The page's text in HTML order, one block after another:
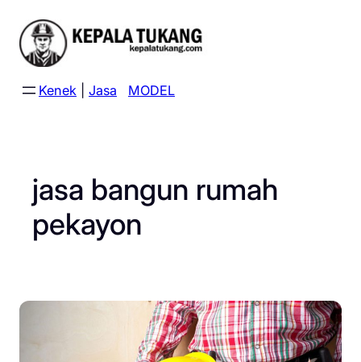
content
Kenek Jasa MODEL
jasa bangun rumah
pekayon